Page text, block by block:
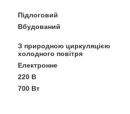
Підлоговий
Вбудований
З природною циркуляцією
холодного повітря
Електронне
220 В
700 Вт